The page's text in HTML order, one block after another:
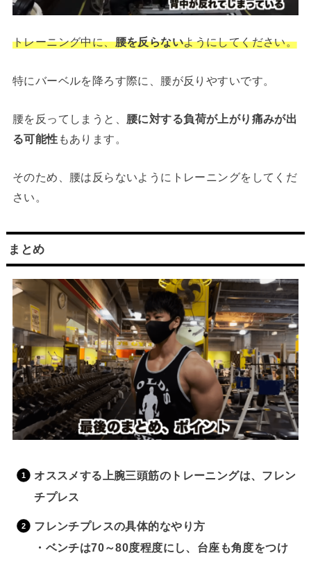
トレーニング中に、腰を反らないようにしてください。
特にバーベルを降ろす際に、腰が反りやすいです。
腰を反ってしまうと、 腰に対する負荷が上がり痛みが出
る可能性 もあります。
そのため、腰は反らないようにトレーニングをしてくだ
さい。
まとめ
オススメする上腕三頭筋のトレーニングは、フレン
チプレス
フレンチプレスの具体的なやり方
・ベンチは70～80度程度にし、台座も角度をつけ